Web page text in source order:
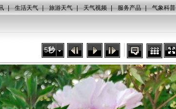
| 生活天气 | 旅游天气 | 天气视频 | 服务产品 | 气象科普
5秒